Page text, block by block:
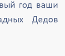
год ваши
Дедов